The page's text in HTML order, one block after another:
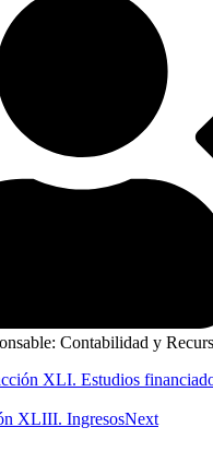
Contabilidad y
XLI. Estudios
XLIII. IngresosNext